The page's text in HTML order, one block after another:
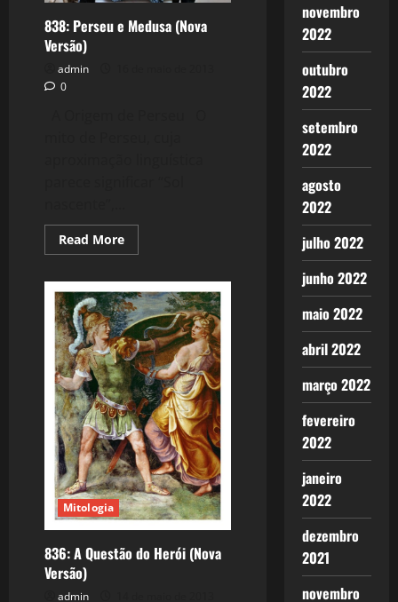
838: Perseu e Medusa (Nova
Versão)
admin
0
Read MoreRead
more
Perseu
e
Medusa
(Nova
Versão)
Mitologia
836: A Questão do Herói (Nova
Versão)
admin
novembro
2022
outubro
2022
setembro
2022
agosto
2022
julho 2022
junho 2022
maio 2022
abril 2022
março 2022
fevereiro
2022
janeiro
2022
dezembro
2021
novembro